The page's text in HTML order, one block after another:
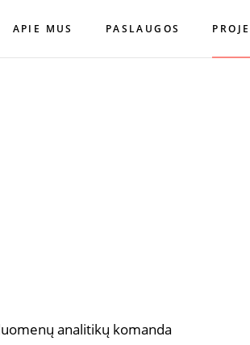
APIE MUS PASLAUGOS
analitikų komanda